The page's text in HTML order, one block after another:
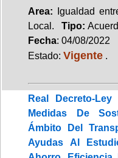
Area: Igualdad
Local. Tipo:
Fecha: 04/08/2022
Estado: Vigente .
Real Decreto-
Medidas De
Ámbito Del
Ayudas Al